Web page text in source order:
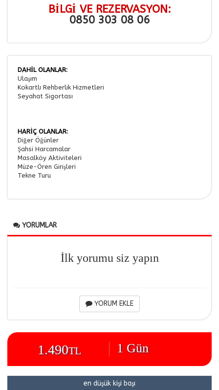
edersiniz, ancak daha az alakalı olabilirler.
BİLGİ VE REZERVASYON:
0850 303 08 06
DAHİL OLANLAR:
Ulaşım
Kokartlı Rehberlik Hizmetleri
Seyahat Sigortası
HARİÇ OLANLAR:
Diğer Öğünler
Şahsi Harcamalar
Masalköy Aktiviteleri
Müze-Ören Girişleri
Tekne Turu
YORUMLAR
İlk yorumu siz yapın
YORUM EKLE
1.490TL 1 Gün
en düşük kişi başı